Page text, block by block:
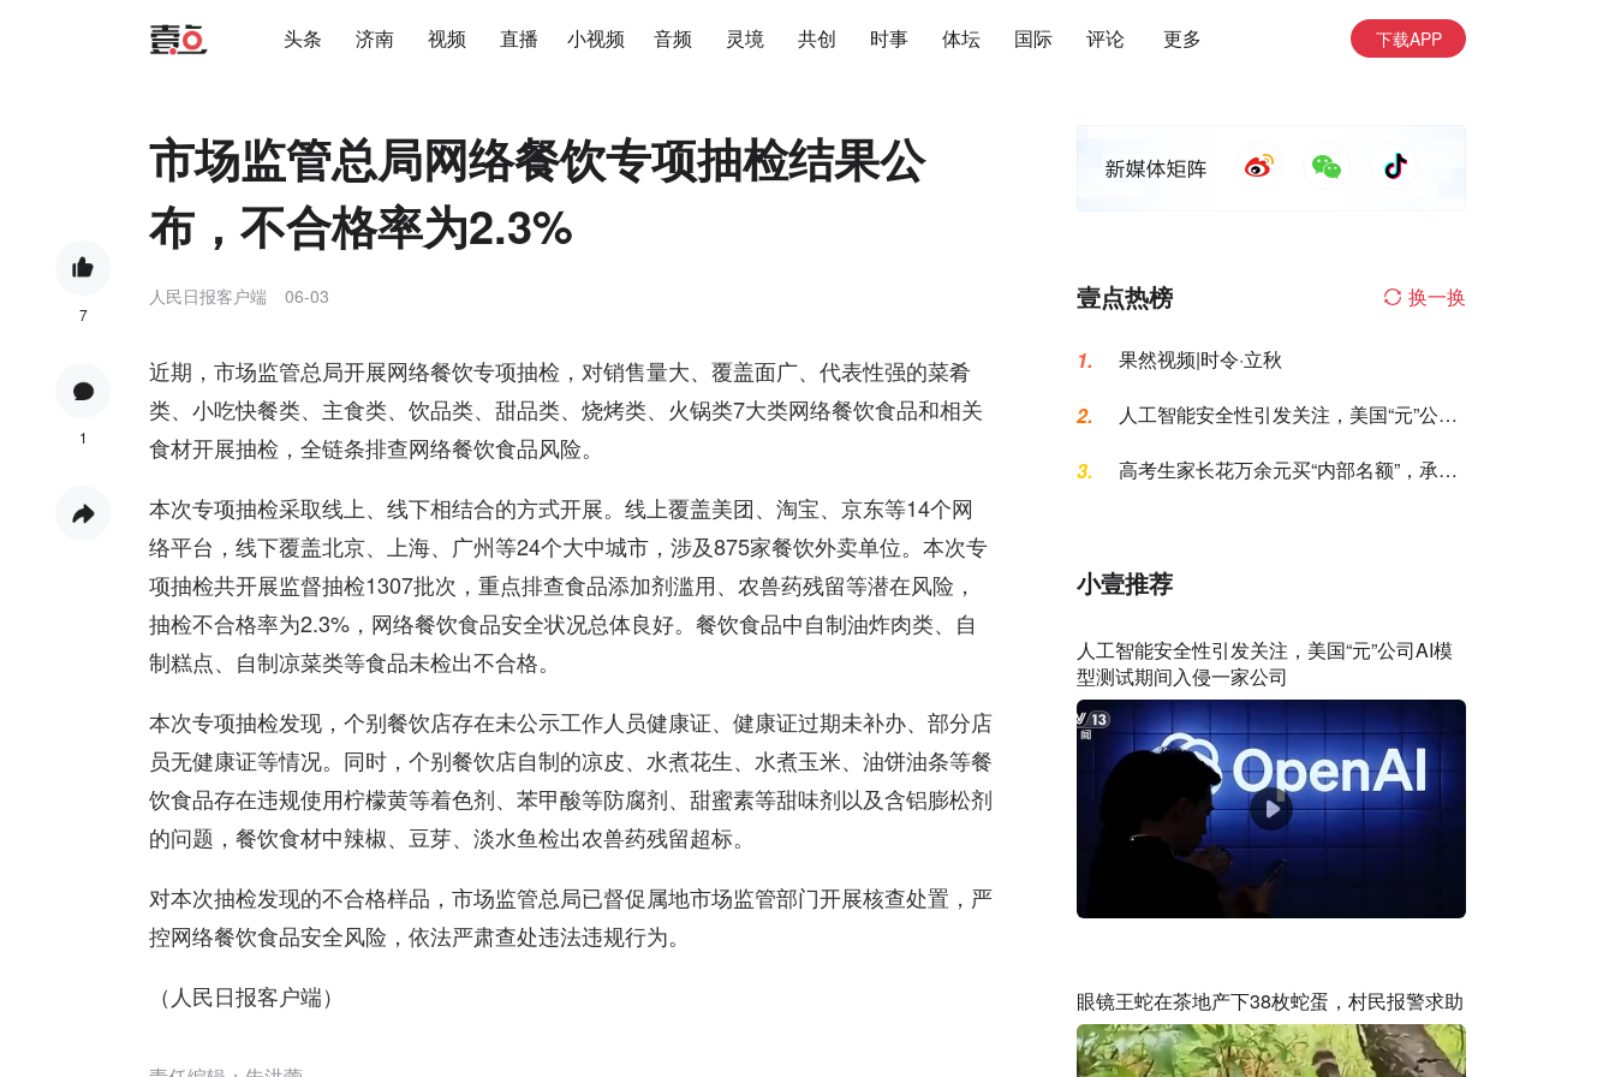
头条 济南 视频 直播 小视频 音频 灵境 共创 时事 体坛 国际 评论 更多 下载APP
7
1
市场监管总局网络餐饮专项抽检结果公
布，不合格率为2.3%
人民日报客户端 06-03
近期，市场监管总局开展网络餐饮专项抽检，对销售量大、覆盖面广、代表性强的菜肴
类、小吃快餐类、主食类、饮品类、甜品类、烧烤类、火锅类7大类网络餐饮食品和相关
食材开展抽检，全链条排查网络餐饮食品风险。
本次专项抽检采取线上、线下相结合的方式开展。线上覆盖美团、淘宝、京东等14个网
络平台，线下覆盖北京、上海、广州等24个大中城市，涉及875家餐饮外卖单位。本次专
项抽检共开展监督抽检1307批次，重点排查食品添加剂滥用、农兽药残留等潜在风险，
抽检不合格率为2.3%，网络餐饮食品安全状况总体良好。餐饮食品中自制油炸肉类、自
制糕点、自制凉菜类等食品未检出不合格。
本次专项抽检发现，个别餐饮店存在未公示工作人员健康证、健康证过期未补办、部分店
员无健康证等情况。同时，个别餐饮店自制的凉皮、水煮花生、水煮玉米、油饼油条等餐
饮食品存在违规使用柠檬黄等着色剂、苯甲酸等防腐剂、甜蜜素等甜味剂以及含铝膨松剂
的问题，餐饮食材中辣椒、豆芽、淡水鱼检出农兽药残留超标。
对本次抽检发现的不合格样品，市场监管总局已督促属地市场监管部门开展核查处置，严
控网络餐饮食品安全风险，依法严肃查处违法违规行为。
（人民日报客户端）
壹点热榜 换一换
1. 果然视频|时令·立秋
2.
人工智能安全性引发关注，美国“元”公司
3.
高考生家长花万余元买“内部名额”，承诺
小壹推荐
人工智能安全性引发关注，美国“元”公司AI模
型测试期间入侵一家公司
眼镜王蛇在茶地产下38枚蛇蛋，村民报警求助